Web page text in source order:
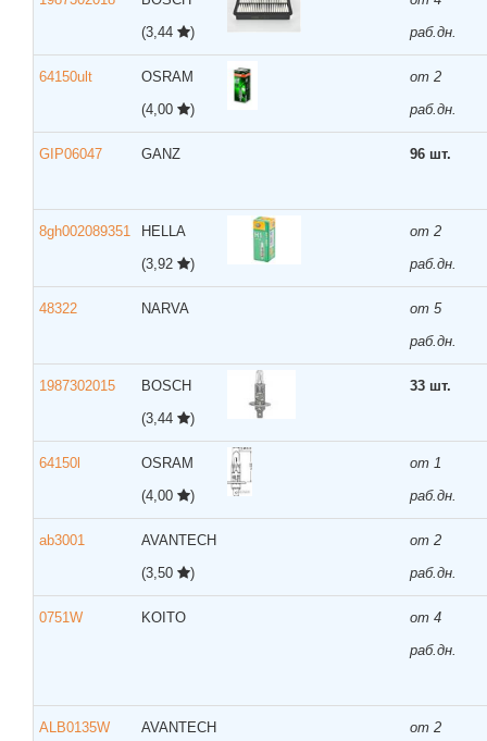
(3,44
)
раб.дн.
64150ult
OSRAM
(4,00
)
от 2
раб.дн.
GIP06047 GANZ 96 шт.
8gh002089351
HELLA
(3,92
)
от 2
раб.дн.
48322 NARVA
от 5
раб.дн.
1987302015
BOSCH
(3,44
)
33 шт.
64150l
OSRAM
(4,00
)
от 1
раб.дн.
ab3001
AVANTECH
(3,50
)
от 2
раб.дн.
0751W KOITO
от 4
раб.дн.
ALB0135W
AVANTECH
от 2